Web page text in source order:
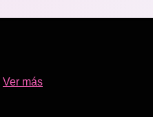
Ver más